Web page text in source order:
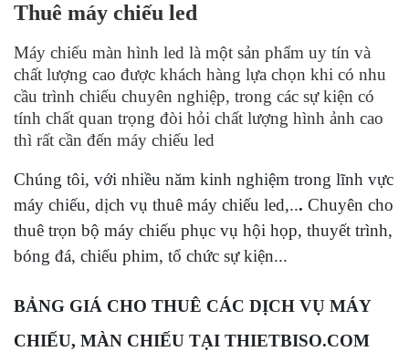
Thuê máy chiếu led
Máy chiếu màn hình led là một sản phẩm uy tín và
chất lượng cao được khách hàng lựa chọn khi có nhu
cầu trình chiếu chuyên nghiệp, trong các sự kiện có
tính chất quan trọng đòi hỏi chất lượng hình ảnh cao
thì rất cần đến máy chiếu led
Chúng tôi, với nhiều năm kinh nghiệm trong lĩnh vực
máy chiếu, dịch vụ thuê máy chiếu led,... Chuyên cho
thuê trọn bộ máy chiếu phục vụ hội họp, thuyết trình,
bóng đá, chiếu phim, tổ chức sự kiện...
BẢNG GIÁ CHO THUÊ CÁC DỊCH VỤ MÁY
CHIẾU, MÀN CHIẾU TẠI THIETBISO.COM